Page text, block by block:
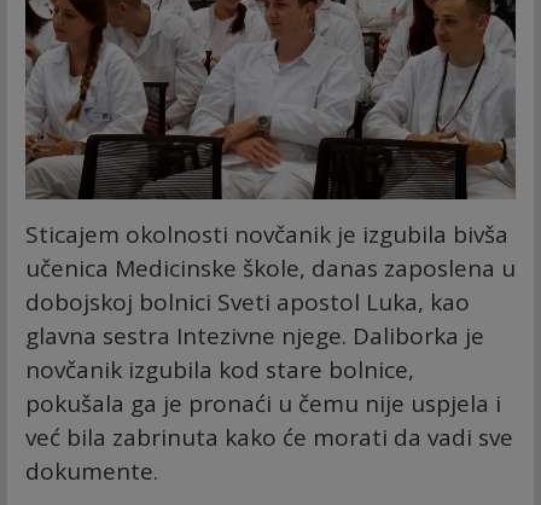
Sticajem okolnosti novčanik je izgubila bivša
učenica Medicinske škole, danas zaposlena u
dobojskoj bolnici Sveti apostol Luka, kao
glavna sestra Intezivne njege. Daliborka je
novčanik izgubila kod stare bolnice,
pokušala ga je pronaći u čemu nije uspjela i
već bila zabrinuta kako će morati da vadi sve
dokumente.